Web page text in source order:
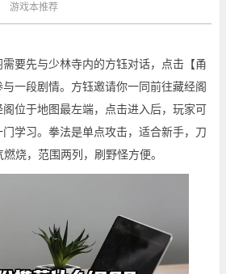
游戏本推荐
要先与少林寺内的方钰对话，点击【甬
一段剧情。方钰邀请你一同前往藏经阁
位于地图最左端，点击进入后，玩家可
学习。拳法是单点攻击，适合新手，刀
烧，范围两列，刷野怪方便。